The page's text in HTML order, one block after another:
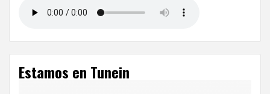
Estamos en Tunein